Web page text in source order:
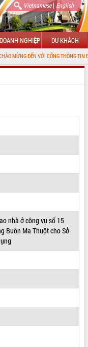
Vietnamese| English
DOANH NGHIỆP DU KHÁCH
VỚI CỔNG THÔNG TIN ĐIỆN TỬ TỈNH
nhà ở công vụ số 15
Buôn Ma Thuột cho Sở